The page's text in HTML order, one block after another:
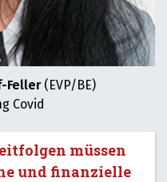
Feller(EVP/BE)
Covid
müssen
und finanzielle